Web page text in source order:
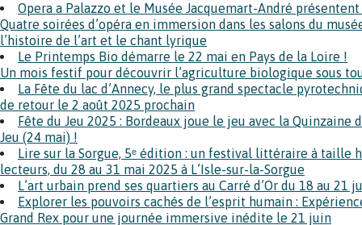
Opera a Palazzo et le Musée Jacquemart-André
Quatre soirées d’opéra en immersion dans les salons du
l’histoire de l’art et le chant lyrique
Le Printemps Bio démarre le 22 mai en Pays de la Loire !
Un mois festif pour découvrir l’agriculture biologique sous
La Fête du lac d’Annecy, le plus grand spectacle
de retour le 2 août 2025 prochain
Fête du Jeu 2025 : Bordeaux joue le jeu avec la Quinzaine
Jeu (24 mai) !
Lire sur la Sorgue, 5ᵉ édition : un festival littéraire à taille
lecteurs, du 28 au 31 mai 2025 à L’Isle-sur-la-Sorgue
L’art urbain prend ses quartiers au Carré d’Or du 18 au 21
Explorer les pouvoirs cachés de l’esprit humain :
Grand Rex pour une journée immersive inédite le 21 juin